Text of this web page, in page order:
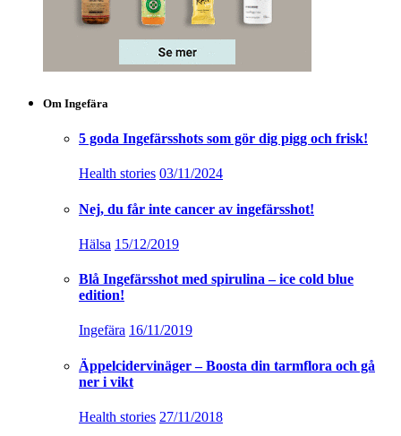
Om Ingefära
5 goda Ingefärsshots som gör dig pigg och frisk!
Health stories 03/11/2024
Nej, du får inte cancer av ingefärsshot!
Hälsa 15/12/2019
Blå Ingefärsshot med spirulina – ice cold blue
edition!
Ingefära 16/11/2019
Äppelcidervinäger – Boosta din tarmflora och gå
ner i vikt
Health stories 27/11/2018